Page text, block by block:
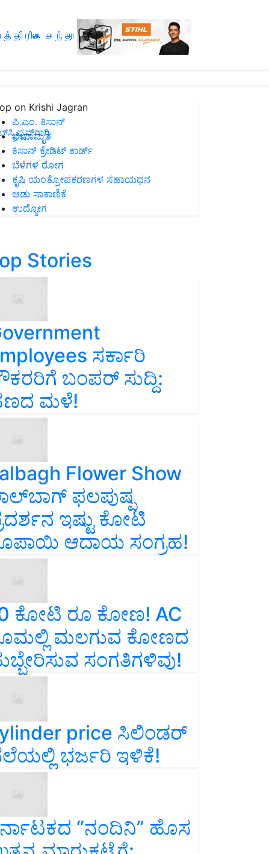
சந்தா
on Krishi Jagran
ಪಿ.ಎಂ. ಕಿಸಾನ್
ಜೀವಾಮೃತ
ಕಿಸಾನ್ ಕ್ರೇಡಿಟ್ ಕಾರ್ಡ್
ಬೆಳೆಗಳ ರೋಗ
ಕೃಷಿ ಯಂತ್ರೋಪಕರಣಗಳ ಸಹಾಯಧನ
ಆಡು ಸಾಕಾಣಿಕೆ
ಉದ್ಯೋಗ
Stories
ಸರ್ಕಾರಿ
ಬಂಪರ್‌ ಸುದ್ದಿ:
ಮಳೆ!
Flower Show
ಫಲಪುಷ್ಪ
ಇಷ್ಟು ಕೋಟಿ
ಆದಾಯ ಸಂಗ್ರಹ!
ಕೋಟಿ ರೂ ಕೋಣ! AC
ಮಲಗುವ ಕೋಣದ
ಸಂಗತಿಗಳಿವು!
price ಸಿಲಿಂಡರ್‌
ಭರ್ಜರಿ ಇಳಿಕೆ!
“ನಂದಿನಿ” ಹೊಸ